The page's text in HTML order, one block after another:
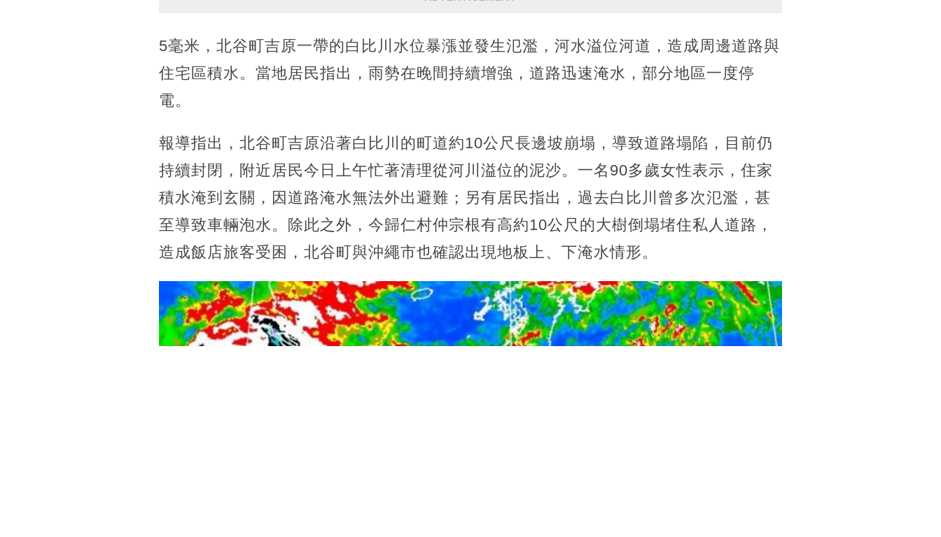
5毫米，北谷町吉原一帶的白比川水位暴漲並發生氾濫，河水溢位河道，造成周邊道路與
住宅區積水。當地居民指出，雨勢在晚間持續增強，道路迅速淹水，部分地區一度停
電。
報導指出，北谷町吉原沿著白比川的町道約10公尺長邊坡崩塌，導致道路塌陷，目前仍
持續封閉，附近居民今日上午忙著清理從河川溢位的泥沙。一名90多歲女性表示，住家
積水淹到玄關，因道路淹水無法外出避難；另有居民指出，過去白比川曾多次氾濫，甚
至導致車輛泡水。除此之外，今歸仁村仲宗根有高約10公尺的大樹倒塌堵住私人道路，
造成飯店旅客受困，北谷町與沖繩市也確認出現地板上、下淹水情形。